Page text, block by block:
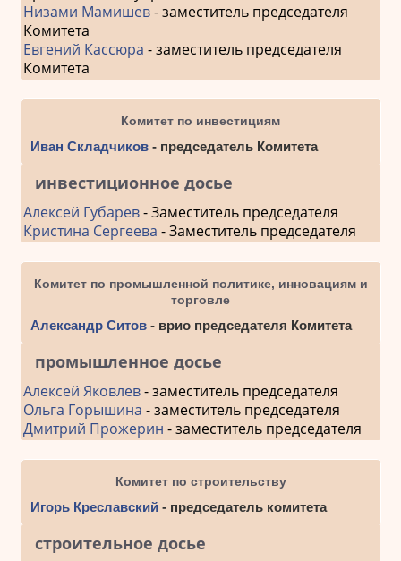
Низами Мамишев- заместитель председателя
Комитета
Евгений Кассюра - заместитель председателя
Комитета
Комитет по инвестициям
Иван Складчиков- председатель Комитета
инвестиционное досье
Алексей Губарев- Заместитель председателя
Кристина Сергеева - Заместитель председателя
Комитет по промышленной политике, инновациям и
торговле
Александр Ситов- врио председателя Комитета
промышленное досье
Алексей Яковлев- заместитель председателя
Ольга Горышина - заместитель председателя
Дмитрий Прожерин - заместитель председателя
Комитет по строительству
Игорь Креславский - председатель комитета
строительное досье